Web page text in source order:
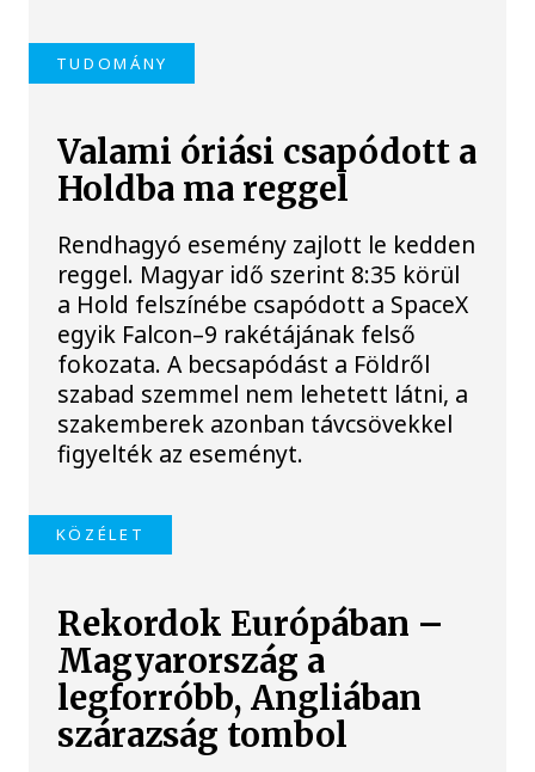
TUDOMÁNY
Valami óriási csapódott a
Holdba ma reggel
Rendhagyó esemény zajlott le kedden
reggel. Magyar idő szerint 8:35 körül
a Hold felszínébe csapódott a SpaceX
egyik Falcon–9 rakétájának felső
fokozata. A becsapódást a Földről
szabad szemmel nem lehetett látni, a
szakemberek azonban távcsövekkel
figyelték az eseményt.
KÖZÉLET
Rekordok Európában –
Magyarország a
legforróbb, Angliában
szárazság tombol